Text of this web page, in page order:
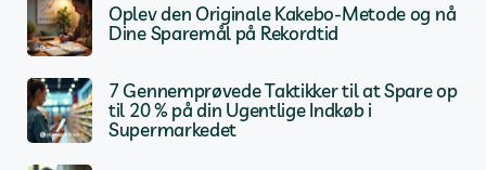
Oplev den Originale Kakebo-Metode og nå
Dine Sparemål på Rekordtid
7 Gennemprøvede Taktikker til at Spare op
til 20 % på din Ugentlige Indkøb i
Supermarkedet